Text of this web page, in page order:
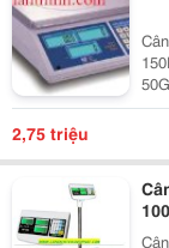
Cân
50G, 100G Kích
2,75 triệu
Cân Bàn